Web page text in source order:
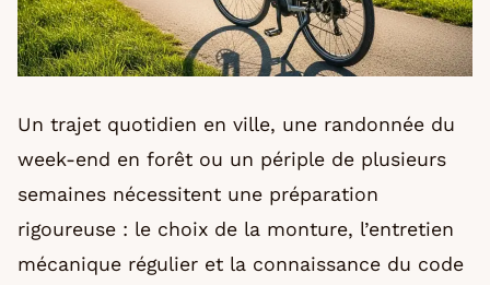
Un trajet quotidien en ville, une randonnée du
week-end en forêt ou un périple de plusieurs
semaines nécessitent une préparation
rigoureuse : le choix de la monture, l’entretien
mécanique régulier et la connaissance du code